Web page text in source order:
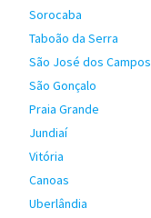
Sorocaba
Taboão da Serra
São José dos Campos
São Gonçalo
Praia Grande
Jundiaí
Vitória
Canoas
Uberlândia